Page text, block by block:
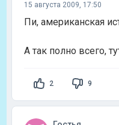
15 августа 2009, 17:50
Пи, американская
А так полно всего,
2 9